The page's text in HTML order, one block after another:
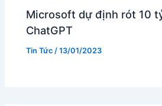
Microsoft dự định rót 10
ChatGPT
Tin Tức /13/01/2023